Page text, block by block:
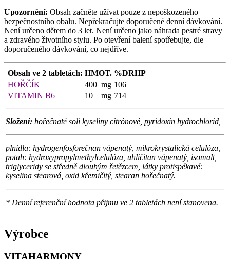
Upozornění: Obsah začněte užívat pouze z nepoškozeného
bezpečnostního obalu. Nepřekračujte doporučené denní dávkování.
Není určeno dětem do 3 let. Není určeno jako náhrada pestré stravy
a zdravého životního stylu. Po otevření balení spotřebujte, dle
doporučeného dávkování, co nejdříve.
Obsah ve 2 tabletách: HMOT. %DRHP
HOŘČÍK
400 mg 106
VITAMIN B6
10 mg 714
Složení: hořečnaté soli kyseliny citrónové, pyridoxin hydrochlorid,
plnidla: hydrogenfosforečnan vápenatý, mikrokrystalická celulóza,
potah: hydroxypropylmethylcelulóza, uhličitan vápenatý, isomalt,
triglyceridy se středně dlouhým řetězcem, látky protispékavé:
kyselina stearová, oxid křemičitý, stearan hořečnatý.
* Denní referenční hodnota přijmu ve 2 tabletách není stanovena.
Výrobce
VITAHARMONY